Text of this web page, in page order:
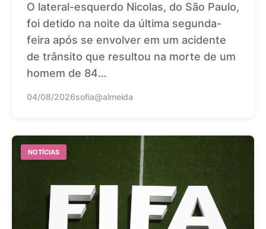
O lateral-esquerdo Nicolas, do São Paulo,
foi detido na noite da última segunda-
feira após se envolver em um acidente
de trânsito que resultou na morte de um
homem de 84…
04/08/2026sofia@almeida
NOTÍCIAS